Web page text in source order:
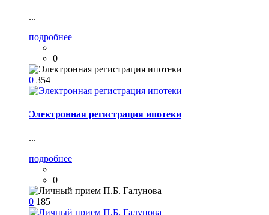
...
подробнее
0
0 354
Электронная регистрация ипотеки
...
подробнее
0
0 185